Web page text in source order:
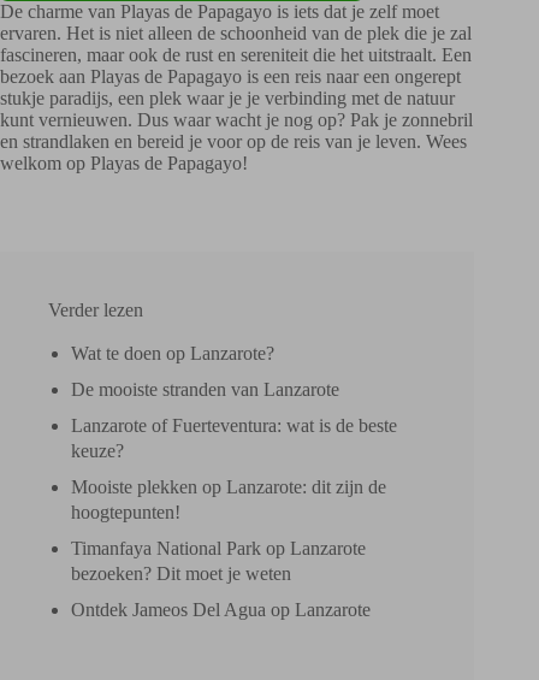
De charme van Playas de Papagayo is iets dat je zelf moet
ervaren. Het is niet alleen de schoonheid van de plek die je zal
fascineren, maar ook de rust en sereniteit die het uitstraalt. Een
bezoek aan Playas de Papagayo is een reis naar een ongerept
stukje paradijs, een plek waar je je verbinding met de natuur
kunt vernieuwen. Dus waar wacht je nog op? Pak je zonnebril
en strandlaken en bereid je voor op de reis van je leven. Wees
welkom op Playas de Papagayo!
Verder lezen
Wat te doen op Lanzarote?
De mooiste stranden van Lanzarote
Lanzarote of Fuerteventura: wat is de beste
keuze?
Mooiste plekken op Lanzarote: dit zijn de
hoogtepunten!
Timanfaya National Park op Lanzarote
bezoeken? Dit moet je weten
Ontdek Jameos Del Agua op Lanzarote